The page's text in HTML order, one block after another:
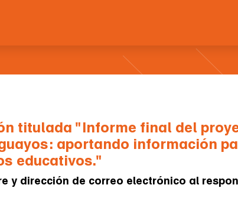
titulada "Informe final del
aportando información
educativos."
y dirección de correo electrónico al